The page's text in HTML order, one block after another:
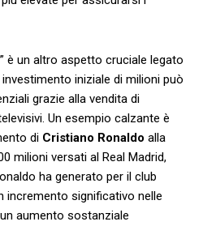
è un altro aspetto cruciale legato
iniziale di milioni ‍può
grazie alla ⁤vendita di
Un ⁢esempio ​calzante è
di⁤ Cristiano Ronaldo alla
milioni versati al Real Madrid,
ha generato per il‍ club
incremento significativo nelle
aumento sostanziale